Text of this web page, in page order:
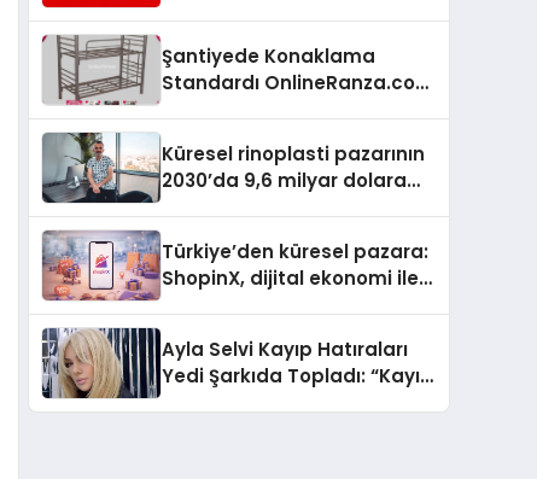
Şantiyede Konaklama
Standardı OnlineRanza.com
Küresel rinoplasti pazarının
2030’da 9,6 milyar dolara
Türkiye’den küresel pazara:
ShopinX, dijital ekonomi ile
Ayla Selvi Kayıp Hatıraları
Yedi Şarkıda Topladı: “Kayıp